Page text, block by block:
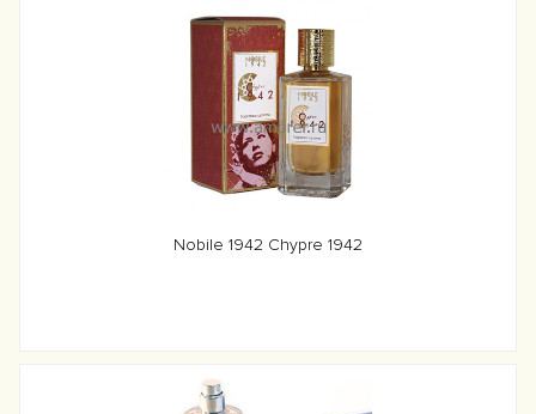
Nobile 1942 Chypre 1942